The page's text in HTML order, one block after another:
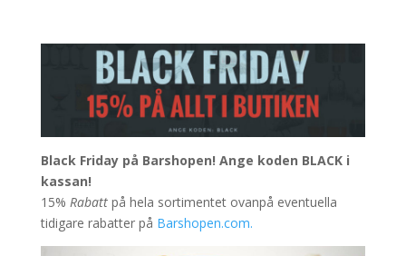
Black Friday på Barshopen! Ange koden BLACK i
kassan!
15% Rabattpå hela sortimentet ovanpå eventuella
tidigare rabatter på Barshopen.com.